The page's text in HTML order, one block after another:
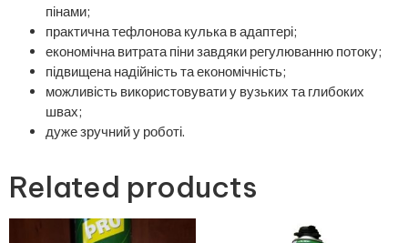
пінами;
практична тефлонова кулька в адаптері;
економічна витрата піни завдяки регулюванню потоку;
підвищена надійність та економічність;
можливість використовувати у вузьких та глибоких
швах;
дуже зручний у роботі.
Related products